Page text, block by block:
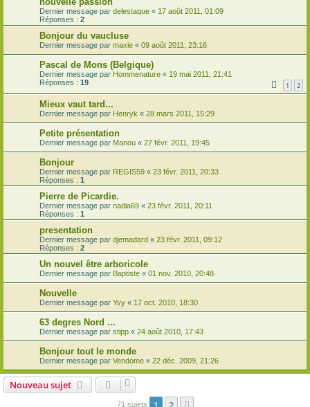
Dernier message par delestaque « 17 août 2011, 01:09
Réponses : 2
Bonjour du vaucluse
Dernier message par maxie « 09 août 2011, 23:16
Pascal de Mons (Belgique)
Dernier message par Hommenature « 19 mai 2011, 21:41
Réponses : 19 1 2
Mieux vaut tard...
Dernier message par Henryk « 28 mars 2011, 15:29
Petite présentation
Dernier message par Manou « 27 févr. 2011, 19:45
Bonjour
Dernier message par REGIS59 « 23 févr. 2011, 20:33
Réponses : 1
Pierre de Picardie.
Dernier message par nadia69 « 23 févr. 2011, 20:11
Réponses : 1
presentation
Dernier message par djemadard « 23 févr. 2011, 09:12
Réponses : 2
Un nouvel être arboricole
Dernier message par Baptiste « 01 nov. 2010, 20:48
Nouvelle
Dernier message par Yvy « 17 oct. 2010, 18:30
63 degres Nord ...
Dernier message par stipp « 24 août 2010, 17:43
Bonjour tout le monde
Dernier message par Vendome « 22 déc. 2009, 21:26
Nouveau sujet
71 sujets